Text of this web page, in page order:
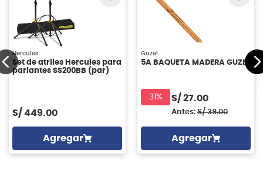
Hercules
Set de atriles Hercules para
parlantes SS200BB (par)
S/ 449.00
Agregar
Guzel
5A BAQUETA MADERA GUZEL
31% S/ 27.00
Antes: S/ 39.00
Agregar